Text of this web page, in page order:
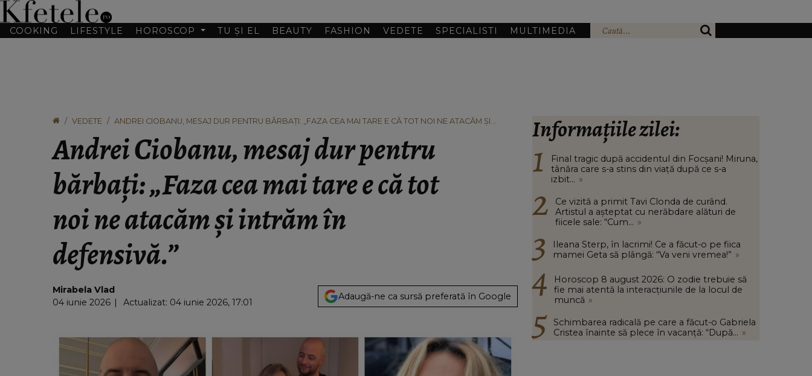
COOKING LIFESTYLE HOROSCOP TU ȘI EL BEAUTY FASHION VEDETE SPECIALISTI MULTIMEDIA
VEDETE
ANDREI CIOBANU, MESAJ DUR PENTRU BĂRBAȚI: „FAZA CEA MAI TARE E CĂ TOT NOI NE ATACĂM ȘI
Andrei Ciobanu, mesaj dur pentru
bărbați: „Faza cea mai tare e că tot
noi ne atacăm și intrăm în
defensivă.”
Mirabela Vlad
04 iunie 2026
Actualizat: 04 iunie 2026, 17:01
Adaugă-ne ca sursă preferată în Google
Informațiile zilei:
Final tragic după accidentul din Focșani! Miruna,
tânăra care s-a stins din viață după ce s-a
izbit... »
Ce vizită a primit Tavi Clonda de curând.
Artistul a așteptat cu nerăbdare alături de
fiicele sale: “Cum... »
Ileana Sterp, în lacrimi! Ce a făcut-o pe fiica
mamei Geta să plângă: “Va veni vremea!” »
Horoscop 8 august 2026: O zodie trebuie să
fie mai atentă la interacțiunile de la locul de
muncă »
Schimbarea radicală pe care a făcut-o Gabriela
Cristea înainte să plece în vacanță: “După... »